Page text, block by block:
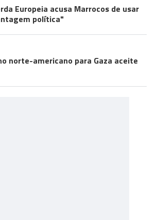
Europeia acusa Marrocos de usar
política"
norte-americano para Gaza aceite